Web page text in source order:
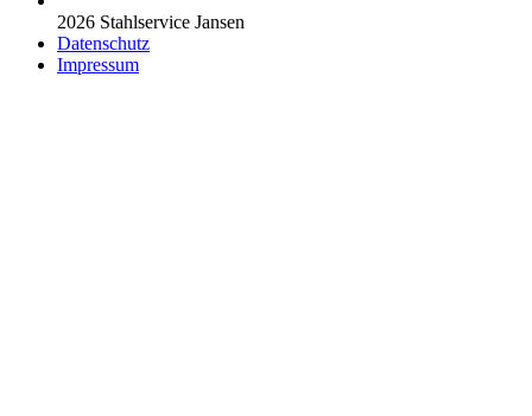
2026 Stahlservice Jansen
Datenschutz
Impressum